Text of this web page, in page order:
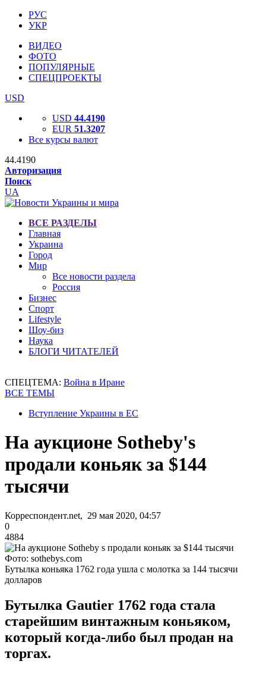
РУС
УКР
ВИДЕО
ФОТО
ПОПУЛЯРНЫЕ
СПЕЦПРОЕКТЫ
USD
USD 44.4190
EUR 51.3207
Все курсы валют
44.4190
Авторизация
Поиск
UA
ВСЕ РАЗДЕЛЫ
Главная
Украина
Город
Мир
Все новости раздела
Россия
Бизнес
Спорт
Lifestyle
Шоу-биз
Наука
БЛОГИ ЧИТАТЕЛЕЙ
СПЕЦТЕМА: Война в Иране
ВСЕ ТЕМЫ
Вступление Украины в ЕС
На аукционе Sotheby's
продали коньяк за $144
тысячи
Корреспондент.net, 29 мая 2020, 04:57
0
4884
Фото: sothebys.com
Бутылка коньяка 1762 года ушла с молотка за 144 тысячи
долларов
Бутылка Gautier 1762 года стала
старейшим винтажным коньяком,
который когда-либо был продан на
торгах.